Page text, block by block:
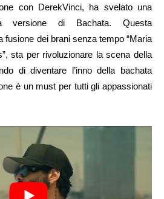
con DerekVinci, ha svelato una
versione di Bachata. Questa
fusione dei brani senza tempo “Maria
sta per rivoluzionare la scena della
di diventare l’inno della bachata
è un must per tutti gli appassionati